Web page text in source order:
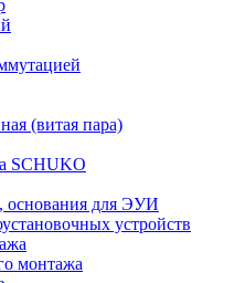
(витая пара)
SCHUKO
основания для ЭУИ
устройств
монтажа